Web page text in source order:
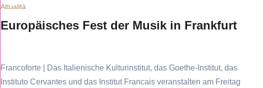
Attualità
Europäisches Fest der Musik in Frankfurt
Francoforte | Das Italienische Kulturinstitut, das Goethe-Institut, das
Instituto Cervantes und das Institut Francais veranstalten am Freitag